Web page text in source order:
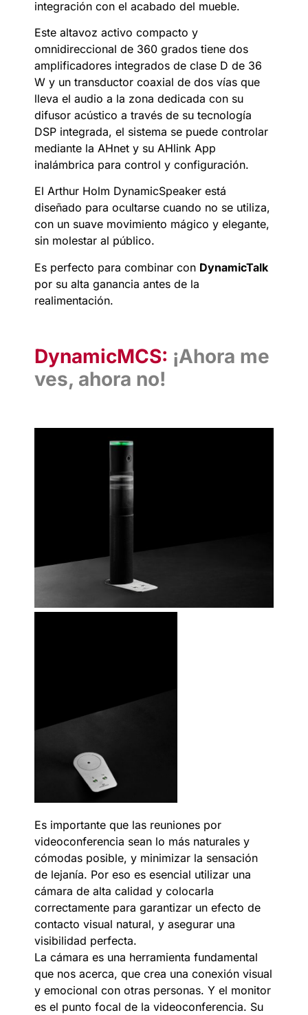
integración con el acabado del mueble.
Este altavoz activo compacto y
omnidireccional de 360 grados tiene dos
amplificadores integrados de clase D de 36
W y un transductor coaxial de dos vías que
lleva el audio a la zona dedicada con su
difusor acústico a través de su tecnología
DSP integrada, el sistema se puede controlar
mediante la AHnet y su AHlink App
inalámbrica para control y configuración.
El Arthur Holm DynamicSpeaker está
diseñado para ocultarse cuando no se utiliza,
con un suave movimiento mágico y elegante,
sin molestar al público.
Es perfecto para combinar con DynamicTalk
por su alta ganancia antes de la
realimentación.
DynamicMCS: ¡Ahora me
ves, ahora no!
Es importante que las reuniones por
videoconferencia sean lo más naturales y
cómodas posible, y minimizar la sensación
de lejanía. Por eso es esencial utilizar una
cámara de alta calidad y colocarla
correctamente para garantizar un efecto de
contacto visual natural, y asegurar una
visibilidad perfecta.
La cámara es una herramienta fundamental
que nos acerca, que crea una conexión visual
y emocional con otras personas. Y el monitor
es el punto focal de la videoconferencia. Su